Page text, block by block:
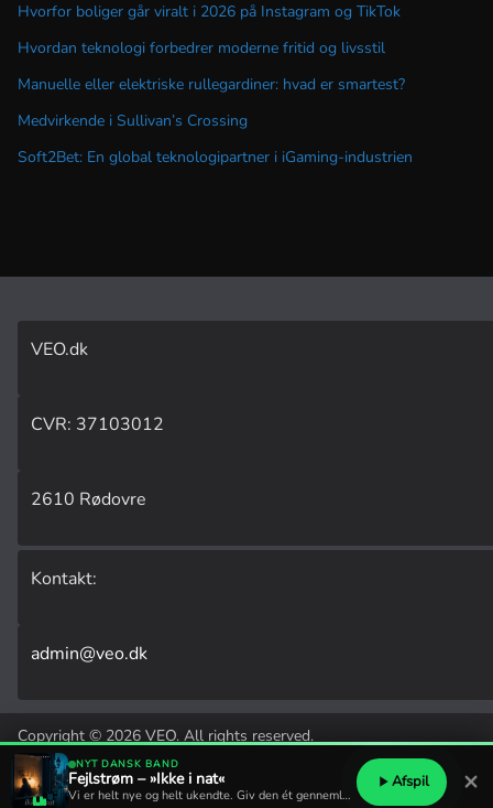
Hvorfor boliger går viralt i 2026 på Instagram og TikTok
Hvordan teknologi forbedrer moderne fritid og livsstil
Manuelle eller elektriske rullegardiner: hvad er smartest?
Medvirkende i Sullivan’s Crossing
Soft2Bet: En global teknologipartner i iGaming-industrien
VEO.dk
CVR: 37103012
2610 Rødovre
Kontakt:
admin@veo.dk
Copyright © 2026 VEO. All rights reserved.
Udviklet afLaust Kehlet
NYT DANSK BAND
Fejlstrøm – »Ikke i nat«
Vi er helt nye og helt ukendte. Giv den ét gennemlyt?
Afspil ×